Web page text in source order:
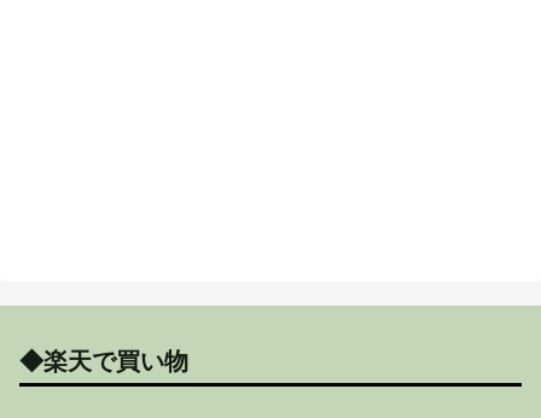
◆楽天で買い物